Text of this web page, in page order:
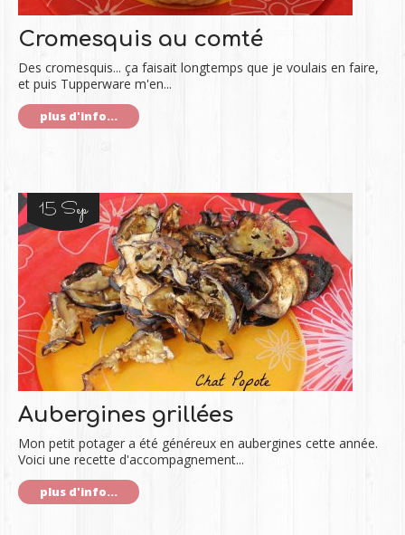
Cromesquis au comté
Des cromesquis... ça faisait longtemps que je voulais en faire,
et puis Tupperware m'en...
plus d'info...
15 Sep
Aubergines grillées
Mon petit potager a été généreux en aubergines cette année.
Voici une recette d'accompagnement...
plus d'info...